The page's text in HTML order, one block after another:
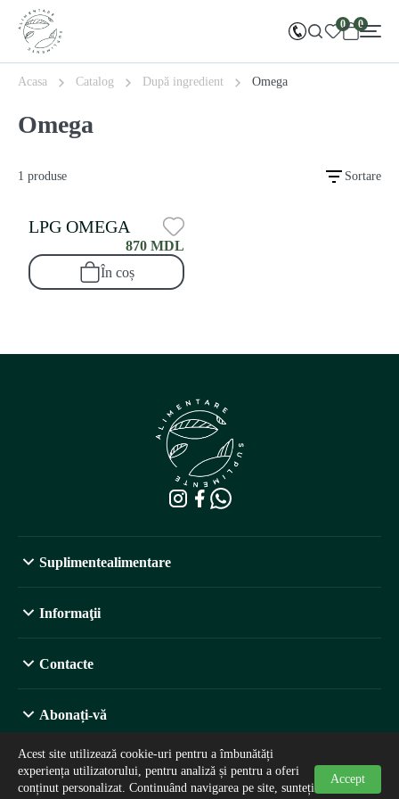
0 0
Acasa Catalog După ingredient Omega
Omega
1 produse Sortare
LPG OMEGA
870 MDL
În coș
Acest site utilizează cookie-uri pentru a îmbunătăți
experiența utilizatorului, pentru analiză și pentru a oferi
conținut personalizat. Continuând navigarea pe site, sunteți
Accept
Suplimentealimentare
Informaţii
Contacte
Abonați-vă